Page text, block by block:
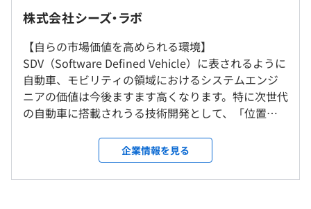
いわき事務所への転勤の可能性もございます。
就業場所の変更範囲
＜雇入時＞
札幌本社あるいは札幌開発センター
【札幌本社】
北海道札幌市中央区北一条西7丁目3 北一条第一生命ビ
【札幌開発センター】
北海道札幌市中央区大通西７丁目１番地１ 井門札幌パー
クフロントビル3F
（※想定年収は年収提示額を保証するものではありません）
フレックスタイム制（コアタイム10時～15時／標準労働
休憩時間：12:00～13:00（60分）
株式会社シーズ・ラボ
【自らの市場価値を高められる環境】
SDV（Software Defined Vehicle）に表されるように
自動車、モビリティの領域におけるシステムエンジ
ニアの価値は今後ますます高くなります。特に次世代
の自動車に搭載されうる技術開発として、「位置情
ラウド活用」などは非常に専門性も高く業界からの
ニーズも高い領域です。また、生成AIの台頭で不安視
されるシステムエンジニアの存在意義についても、
企業情報を見る